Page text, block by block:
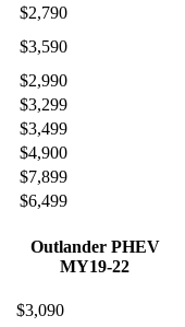
$2,790
$3,590
$2,990
$3,299
$3,499
$4,900
$7,899
$6,499
Outlander PHEV
MY19-22
$3,090